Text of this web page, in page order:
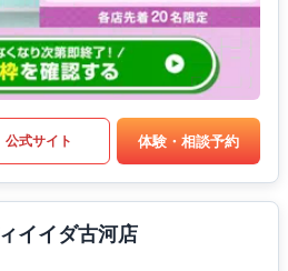
公式サイト 体験・相談予約
イイダ古河店